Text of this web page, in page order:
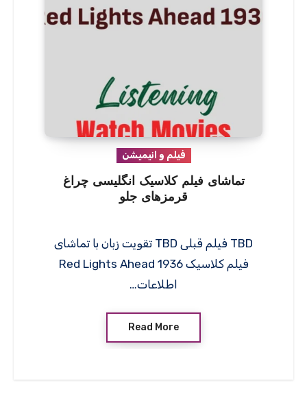
فیلم و انیمیشن
تماشای فیلم کلاسیک انگلیسی چراغ
قرمزهای جلو
TBD فیلم قبلی TBD تقویت زبان با تماشای
فیلم کلاسیک Red Lights Ahead 1936
اطلاعات…
Read More